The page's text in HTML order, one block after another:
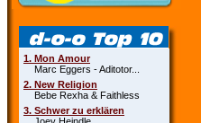
1. Mon Amour
Marc Eggers - Aditotor...
2. New Religion
Bebe Rexha & Faithless
3. Schwer zu erklären